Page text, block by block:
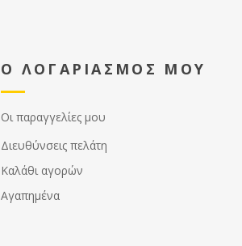
Ο ΛΟΓΑΡΙΑΣΜΟΣ ΜΟΥ
Οι παραγγελίες μου
Διευθύνσεις πελάτη
Καλάθι αγορών
Αγαπημένα